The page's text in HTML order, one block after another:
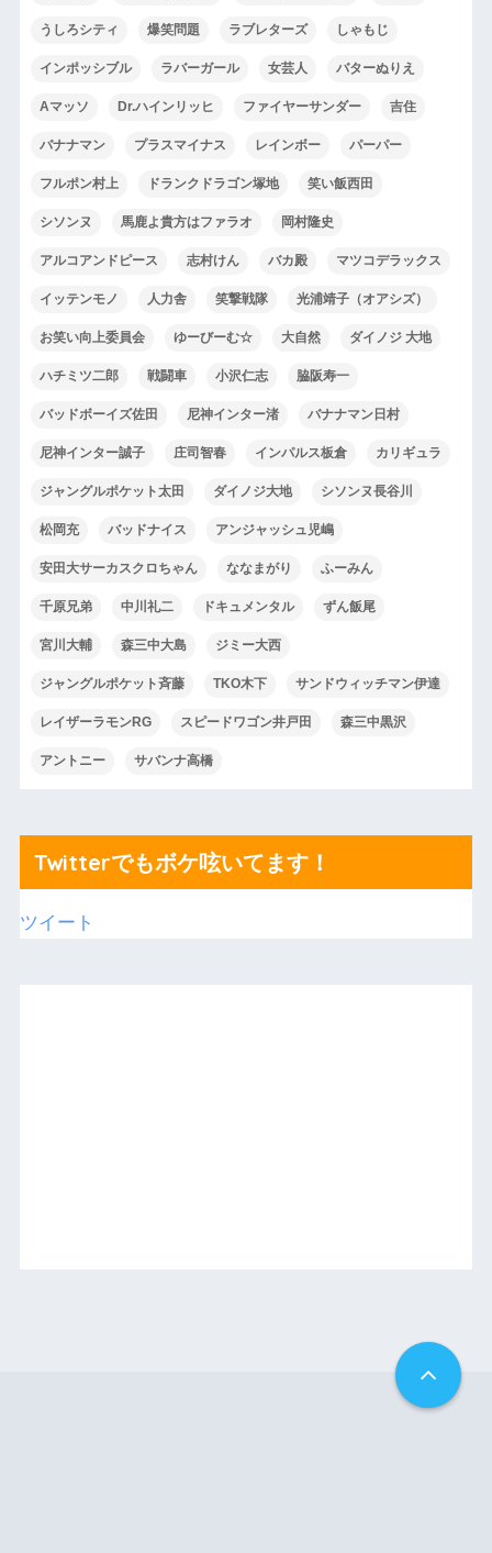
うしろシティ 爆笑問題 ラブレターズ しゃもじ
インポッシブル ラバーガール 女芸人 バターぬりえ
Aマッソ Dr.ハインリッヒ ファイヤーサンダー 吉住
バナナマン プラスマイナス レインボー パーパー
フルポン村上 ドランクドラゴン塚地 笑い飯西田
シソンヌ 馬鹿よ貴方はファラオ 岡村隆史
アルコアンドピース 志村けん バカ殿 マツコデラックス
イッテンモノ 人力舎 笑撃戦隊 光浦靖子（オアシズ）
お笑い向上委員会 ゆーびーむ☆ 大自然 ダイノジ 大地
ハチミツ二郎 戦闘車 小沢仁志 脇阪寿一
バッドボーイズ佐田 尼神インター渚 バナナマン日村
尼神インター誠子 庄司智春 インパルス板倉 カリギュラ
ジャングルポケット太田 ダイノジ大地 シソンヌ長谷川
松岡充 バッドナイス アンジャッシュ児嶋
安田大サーカスクロちゃん ななまがり ふーみん
千原兄弟 中川礼二 ドキュメンタル ずん飯尾
宮川大輔 森三中大島 ジミー大西
ジャングルポケット斉藤 TKO木下 サンドウィッチマン伊達
レイザーラモンRG スピードワゴン井戸田 森三中黒沢
アントニー サバンナ高橋
Twitterでもボケ呟いてます！
ツイート